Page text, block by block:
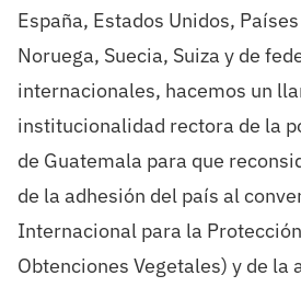
España, Estados Unidos,
Noruega, Suecia, Suiza y de
internacionales, hacemos un
institucionalidad rectora de la
de Guatemala para que
de la adhesión del país al
Internacional para la
Obtenciones Vegetales) y de la